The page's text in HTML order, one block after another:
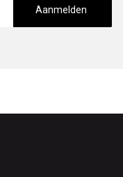
Aanmelden